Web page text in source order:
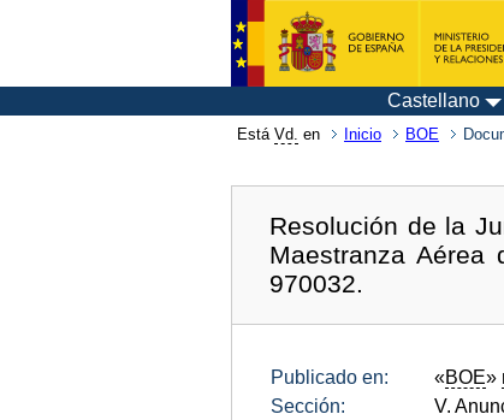
Castellano
Está Vd. en Inicio BOE
Resolución de la
Maestranza
970032.
Publicado en: «BOE»
Sección:
V.